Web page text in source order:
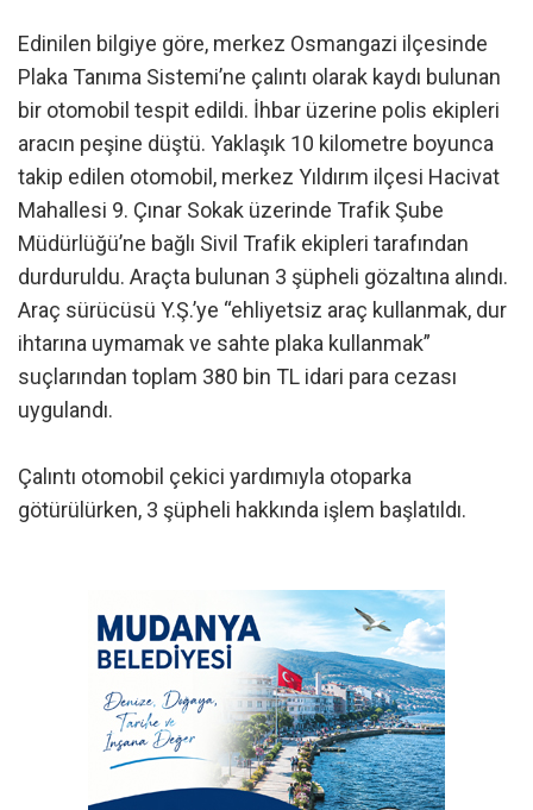
Edinilen bilgiye göre, merkez Osmangazi ilçesinde
Plaka Tanıma Sistemi’ne çalıntı olarak kaydı bulunan
bir otomobil tespit edildi. İhbar üzerine polis ekipleri
aracın peşine düştü. Yaklaşık 10 kilometre boyunca
takip edilen otomobil, merkez Yıldırım ilçesi Hacivat
Mahallesi 9. Çınar Sokak üzerinde Trafik Şube
Müdürlüğü’ne bağlı Sivil Trafik ekipleri tarafından
durduruldu. Araçta bulunan 3 şüpheli gözaltına alındı.
Araç sürücüsü Y.Ş.’ye “ehliyetsiz araç kullanmak, dur
ihtarına uymamak ve sahte plaka kullanmak”
suçlarından toplam 380 bin TL idari para cezası
uygulandı.
Çalıntı otomobil çekici yardımıyla otoparka
götürülürken, 3 şüpheli hakkında işlem başlatıldı.